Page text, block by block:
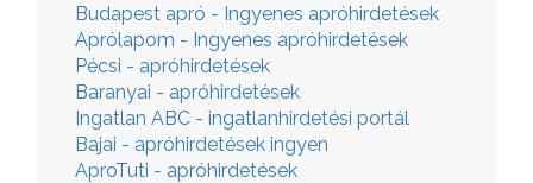
Budapest apró - Ingyenes apróhirdetések
Aprólapom - Ingyenes apróhirdetések
Pécsi - apróhirdetések
Baranyai - apróhirdetések
Ingatlan ABC - ingatlanhirdetési portál
Bajai - apróhirdetések ingyen
AproTuti - apróhirdetések